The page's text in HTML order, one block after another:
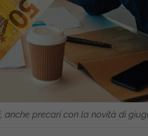
precari con la novità di